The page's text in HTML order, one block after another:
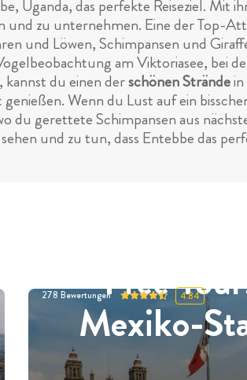
Uganda, das perfekte Reiseziel. Mit
und zu unternehmen. Eine der Top-
und Löwen, Schimpansen und
am Viktoriasee, bei
du einen derschönen Strände
Wenn du Lust auf ein
du gerettete Schimpansen aus
und zu tun, dass Entebbe das
Free
Mexiko-
278 Bewertungen 4.84